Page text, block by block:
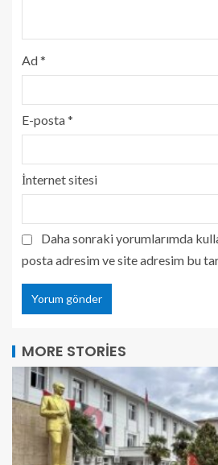
Ad*
E-posta*
İnternet sitesi
Daha sonraki yorumlarımda
posta adresim ve site adresim bu
MORE STORIES